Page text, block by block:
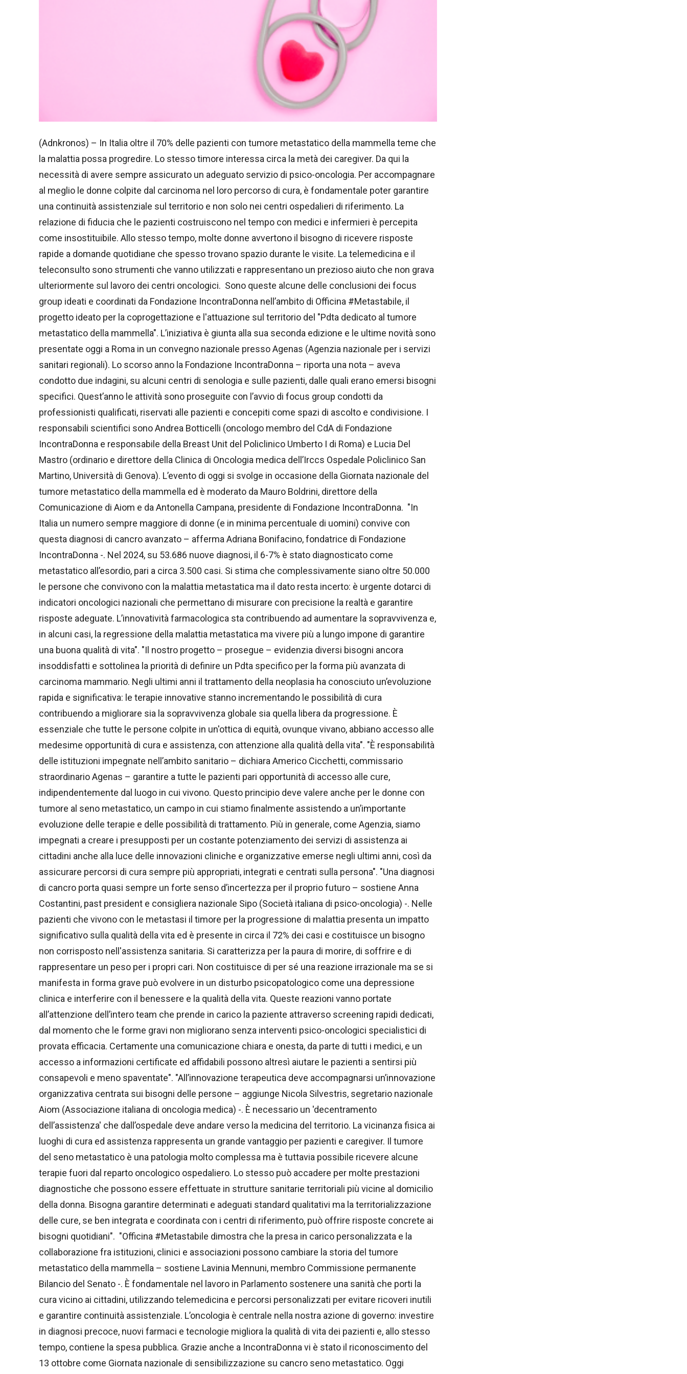
(Adnkronos) – In Italia oltre il 70% delle pazienti con tumore metastatico della mammella teme che
la malattia possa progredire. Lo stesso timore interessa circa la metà dei caregiver. Da qui la
necessità di avere sempre assicurato un adeguato servizio di psico-oncologia. Per accompagnare
al meglio le donne colpite dal carcinoma nel loro percorso di cura, è fondamentale poter garantire
una continuità assistenziale sul territorio e non solo nei centri ospedalieri di riferimento. La
relazione di fiducia che le pazienti costruiscono nel tempo con medici e infermieri è percepita
come insostituibile. Allo stesso tempo, molte donne avvertono il bisogno di ricevere risposte
rapide a domande quotidiane che spesso trovano spazio durante le visite. La telemedicina e il
teleconsulto sono strumenti che vanno utilizzati e rappresentano un prezioso aiuto che non grava
ulteriormente sul lavoro dei centri oncologici. Sono queste alcune delle conclusioni dei focus
group ideati e coordinati da Fondazione IncontraDonna nell’ambito di Officina #Metastabile, il
progetto ideato per la coprogettazione e l'attuazione sul territorio del "Pdta dedicato al tumore
metastatico della mammella". L’iniziativa è giunta alla sua seconda edizione e le ultime novità sono
presentate oggi a Roma in un convegno nazionale presso Agenas (Agenzia nazionale per i servizi
sanitari regionali). Lo scorso anno la Fondazione IncontraDonna – riporta una nota – aveva
condotto due indagini, su alcuni centri di senologia e sulle pazienti, dalle quali erano emersi bisogni
specifici. Quest’anno le attività sono proseguite con l’avvio di focus group condotti da
professionisti qualificati, riservati alle pazienti e concepiti come spazi di ascolto e condivisione. I
responsabili scientifici sono Andrea Botticelli (oncologo membro del CdA di Fondazione
IncontraDonna e responsabile della Breast Unit del Policlinico Umberto I di Roma) e Lucia Del
Mastro (ordinario e direttore della Clinica di Oncologia medica dell’Irccs Ospedale Policlinico San
Martino, Università di Genova). L’evento di oggi si svolge in occasione della Giornata nazionale del
tumore metastatico della mammella ed è moderato da Mauro Boldrini, direttore della
Comunicazione di Aiom e da Antonella Campana, presidente di Fondazione IncontraDonna. "In
Italia un numero sempre maggiore di donne (e in minima percentuale di uomini) convive con
questa diagnosi di cancro avanzato – afferma Adriana Bonifacino, fondatrice di Fondazione
IncontraDonna -. Nel 2024, su 53.686 nuove diagnosi, il 6-7% è stato diagnosticato come
metastatico all’esordio, pari a circa 3.500 casi. Si stima che complessivamente siano oltre 50.000
le persone che convivono con la malattia metastatica ma il dato resta incerto: è urgente dotarci di
indicatori oncologici nazionali che permettano di misurare con precisione la realtà e garantire
risposte adeguate. L’innovatività farmacologica sta contribuendo ad aumentare la sopravvivenza e,
in alcuni casi, la regressione della malattia metastatica ma vivere più a lungo impone di garantire
una buona qualità di vita". "Il nostro progetto – prosegue – evidenzia diversi bisogni ancora
insoddisfatti e sottolinea la priorità di definire un Pdta specifico per la forma più avanzata di
carcinoma mammario. Negli ultimi anni il trattamento della neoplasia ha conosciuto un’evoluzione
rapida e significativa: le terapie innovative stanno incrementando le possibilità di cura
contribuendo a migliorare sia la sopravvivenza globale sia quella libera da progressione. È
essenziale che tutte le persone colpite in un'ottica di equità, ovunque vivano, abbiano accesso alle
medesime opportunità di cura e assistenza, con attenzione alla qualità della vita". "È responsabilità
delle istituzioni impegnate nell’ambito sanitario – dichiara Americo Cicchetti, commissario
straordinario Agenas – garantire a tutte le pazienti pari opportunità di accesso alle cure,
indipendentemente dal luogo in cui vivono. Questo principio deve valere anche per le donne con
tumore al seno metastatico, un campo in cui stiamo finalmente assistendo a un’importante
evoluzione delle terapie e delle possibilità di trattamento. Più in generale, come Agenzia, siamo
impegnati a creare i presupposti per un costante potenziamento dei servizi di assistenza ai
cittadini anche alla luce delle innovazioni cliniche e organizzative emerse negli ultimi anni, così da
assicurare percorsi di cura sempre più appropriati, integrati e centrati sulla persona". "Una diagnosi
di cancro porta quasi sempre un forte senso d’incertezza per il proprio futuro – sostiene Anna
Costantini, past president e consigliera nazionale Sipo (Società italiana di psico-oncologia) -. Nelle
pazienti che vivono con le metastasi il timore per la progressione di malattia presenta un impatto
significativo sulla qualità della vita ed è presente in circa il 72% dei casi e costituisce un bisogno
non corrisposto nell'assistenza sanitaria. Si caratterizza per la paura di morire, di soffrire e di
rappresentare un peso per i propri cari. Non costituisce di per sé una reazione irrazionale ma se si
manifesta in forma grave può evolvere in un disturbo psicopatologico come una depressione
clinica e interferire con il benessere e la qualità della vita. Queste reazioni vanno portate
all’attenzione dell’intero team che prende in carico la paziente attraverso screening rapidi dedicati,
dal momento che le forme gravi non migliorano senza interventi psico-oncologici specialistici di
provata efficacia. Certamente una comunicazione chiara e onesta, da parte di tutti i medici, e un
accesso a informazioni certificate ed affidabili possono altresì aiutare le pazienti a sentirsi più
consapevoli e meno spaventate". "All’innovazione terapeutica deve accompagnarsi un’innovazione
organizzativa centrata sui bisogni delle persone – aggiunge Nicola Silvestris, segretario nazionale
Aiom (Associazione italiana di oncologia medica) -. È necessario un 'decentramento
dell’assistenza' che dall’ospedale deve andare verso la medicina del territorio. La vicinanza fisica ai
luoghi di cura ed assistenza rappresenta un grande vantaggio per pazienti e caregiver. Il tumore
del seno metastatico è una patologia molto complessa ma è tuttavia possibile ricevere alcune
terapie fuori dal reparto oncologico ospedaliero. Lo stesso può accadere per molte prestazioni
diagnostiche che possono essere effettuate in strutture sanitarie territoriali più vicine al domicilio
della donna. Bisogna garantire determinati e adeguati standard qualitativi ma la territorializzazione
delle cure, se ben integrata e coordinata con i centri di riferimento, può offrire risposte concrete ai
bisogni quotidiani". "Officina #Metastabile dimostra che la presa in carico personalizzata e la
collaborazione fra istituzioni, clinici e associazioni possono cambiare la storia del tumore
metastatico della mammella – sostiene Lavinia Mennuni, membro Commissione permanente
Bilancio del Senato -. È fondamentale nel lavoro in Parlamento sostenere una sanità che porti la
cura vicino ai cittadini, utilizzando telemedicina e percorsi personalizzati per evitare ricoveri inutili
e garantire continuità assistenziale. L’oncologia è centrale nella nostra azione di governo: investire
in diagnosi precoce, nuovi farmaci e tecnologie migliora la qualità di vita dei pazienti e, allo stesso
tempo, contiene la spesa pubblica. Grazie anche a IncontraDonna vi è stato il riconoscimento del
13 ottobre come Giornata nazionale di sensibilizzazione su cancro seno metastatico. Oggi